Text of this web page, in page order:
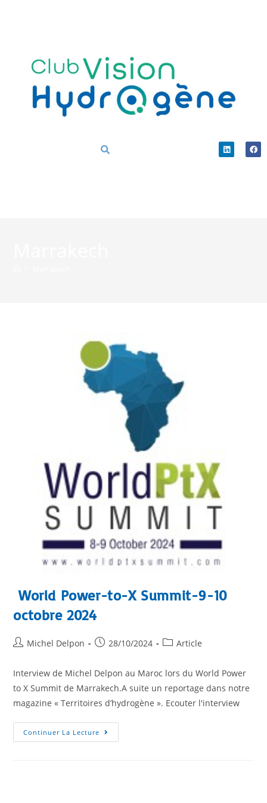
World Power-to-X Summit-9-10
octobre 2024
Michel Delpon 28/10/2024 Article
Interview de Michel Delpon au Maroc lors du World Power
to X Summit de Marrakech.A suite un reportage dans notre
magazine « Territoires d’hydrogène ». Ecouter l'interview
Continuer La Lecture